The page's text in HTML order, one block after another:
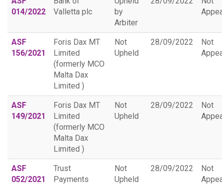
014/2022
Valletta plc
by
Arbiter
ASF
156/2021
Foris Dax MT
Limited
(formerly MCO
Malta Dax
Limited )
Not
Upheld
28/09/2022
Not
ASF
149/2021
Foris Dax MT
Limited
(formerly MCO
Malta Dax
Limited )
Not
Upheld
28/09/2022
Not
ASF
052/2021
Trust
Payments
Not
Upheld
28/09/2022
Not